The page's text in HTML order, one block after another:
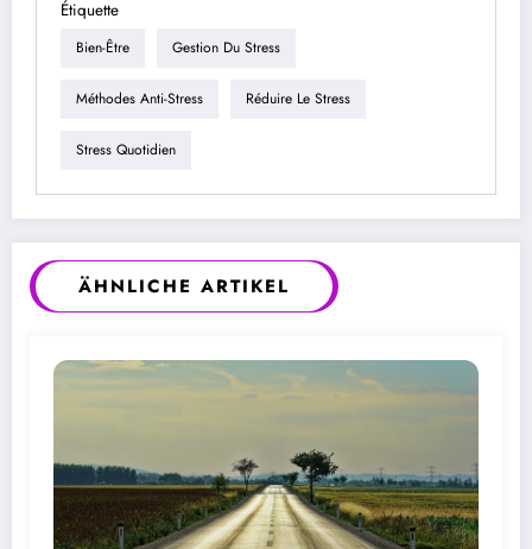
Étiquette
Bien-Être Gestion Du Stress
Méthodes Anti-Stress Réduire Le Stress
Stress Quotidien
ÄHNLICHE ARTIKEL